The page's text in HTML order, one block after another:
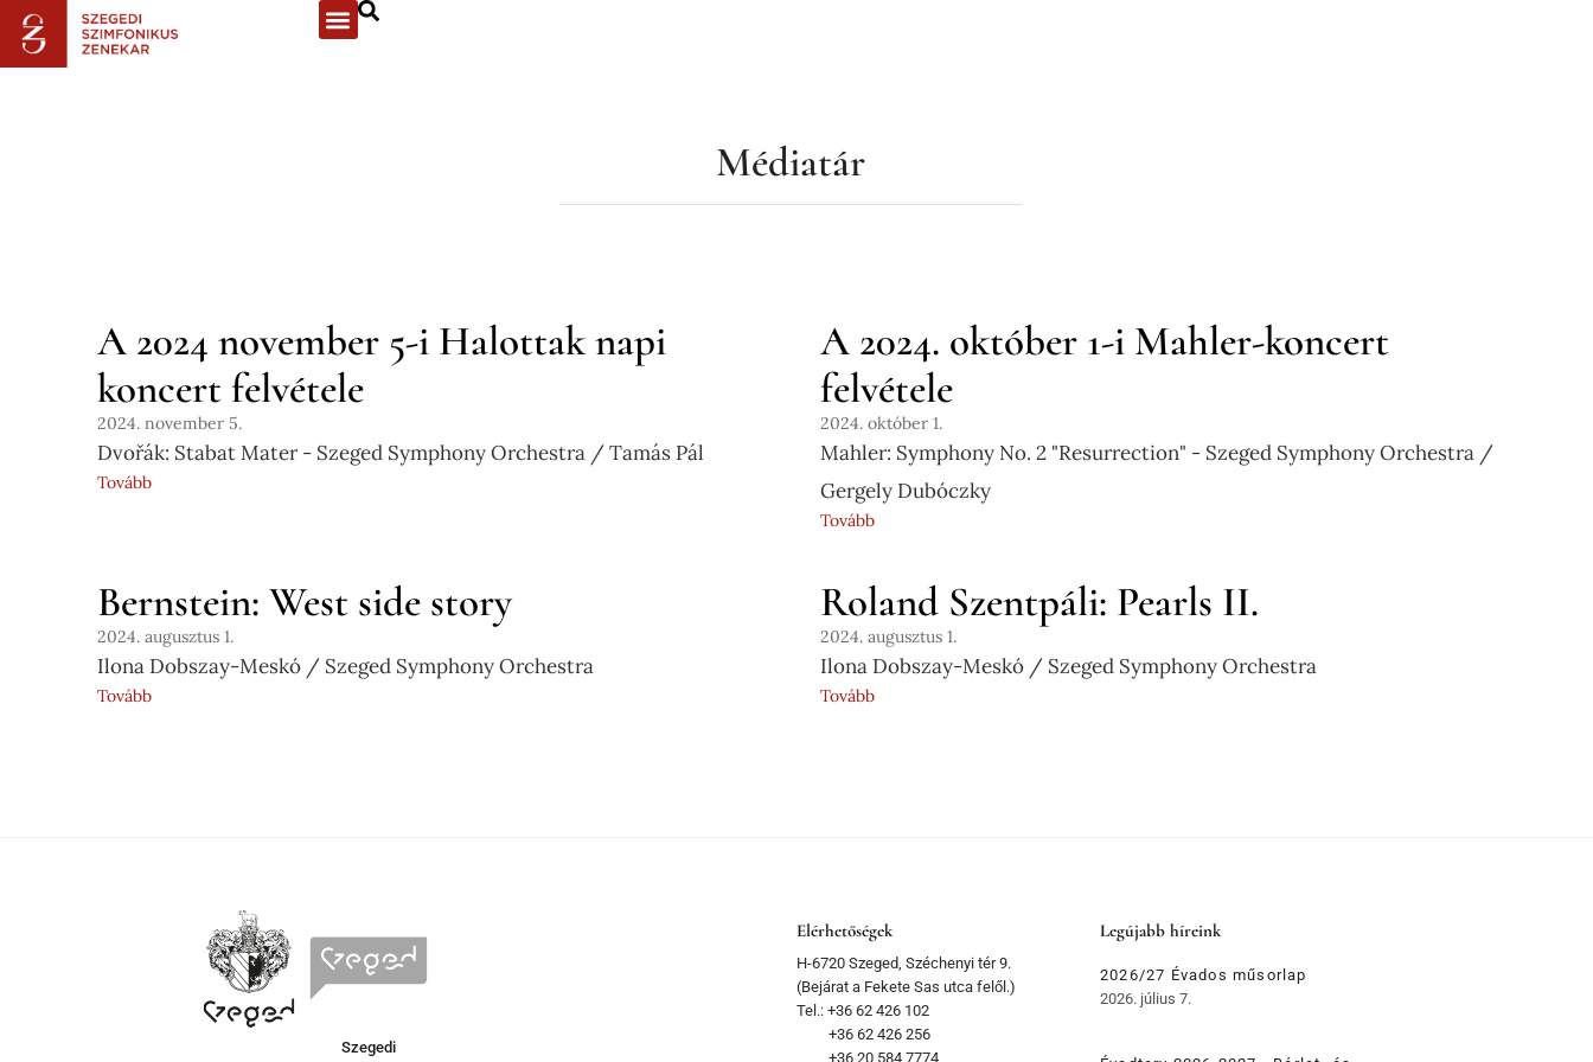
Médiatár
A 2024 november 5-i Halottak napi
koncert felvétele
2024. november 5.
Dvořák: Stabat Mater - Szeged Symphony Orchestra / Tamás Pál
Tovább
A 2024. október 1-i Mahler-koncert
felvétele
2024. október 1.
Mahler: Symphony No. 2 "Resurrection" - Szeged Symphony Orchestra /
Gergely Dubóczky
Tovább
Bernstein: West side story
2024. augusztus 1.
Ilona Dobszay-Meskó / Szeged Symphony Orchestra
Tovább
Roland Szentpáli: Pearls II.
2024. augusztus 1.
Ilona Dobszay-Meskó / Szeged Symphony Orchestra
Tovább
Szegedi
Elérhetőségek
H-6720 Szeged, Széchenyi tér 9.
(Bejárat a Fekete Sas utca felől.)
Tel.: +36 62 426 102
+36 62 426 256
+36 20 584 7774
Legújabb híreink
2026/27 Évados műsorlap
2026. július 7.